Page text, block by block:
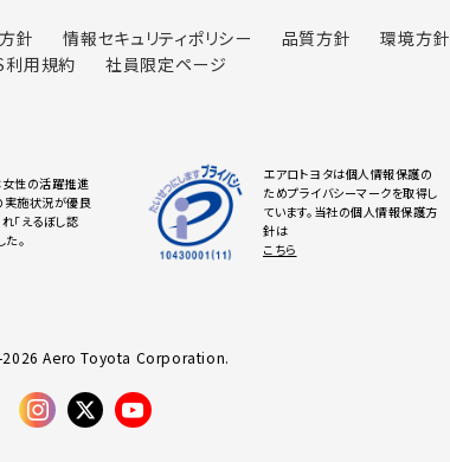
針 情報セキュリティポリシー 品質方針
環境方針
利用規約
社員限定ページ
女性の活躍推進
実施状況が優良
「えるぼし認
た。
エアロトヨタは個人情報保護の
ためプライバシーマークを取得し
ています。当社の個人情報保護方
針は
こちら
Aero Toyota Corporation.